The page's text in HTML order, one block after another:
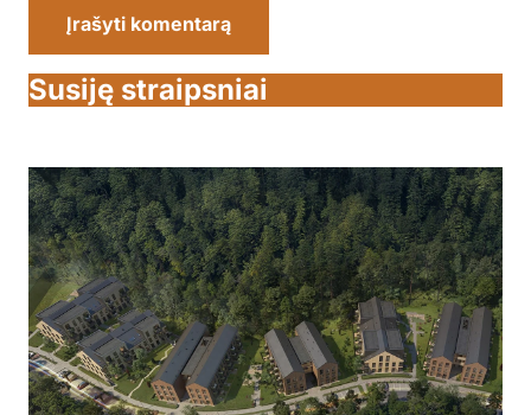
Įrašyti komentarą
Susiję straipsniai